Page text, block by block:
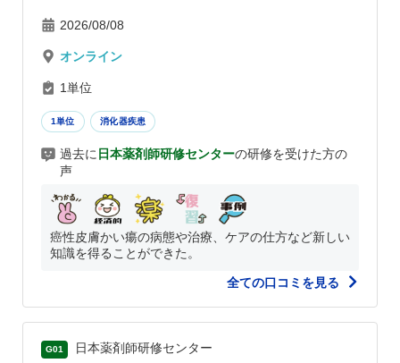
2026/08/08
オンライン
1単位
1単位 消化器疾患
過去に 日本薬剤師研修センターの研修を受けた方の
声
癌性皮膚かい瘍の病態や治療、ケアの仕方など新しい
知識を得ることができた。
全ての口コミを見る
G01 日本薬剤師研修センター